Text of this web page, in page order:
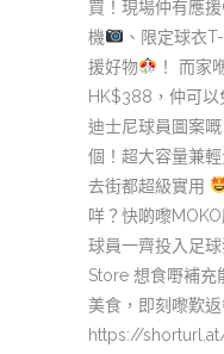
買！現場仲有應
機
、限定球衣
援好物
！ 而家
HK$388，仲可以
迪士尼球員圖案
個！超大容量兼
去街都超級實用
咩？快啲嚟
球員一齊投入足
Store 想食嘢補充
美食，即刻嚟歎
https://